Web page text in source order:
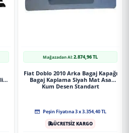
Mağazadan Al:2.874,96 TL
Fiat Doblo 2010 Arka Bagaj Kapağı
Bagaj Kaplama Siyah Mat Asa
Kum Desen Standart
Peşin Fiyatına 3 x 3.354,40 TL
ÜCRETSİZ KARGO